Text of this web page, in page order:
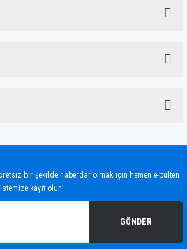
bulunuyor.
bir şekilde haberdar olmak için hemen e-bülten
listemize kayıt olun!
GÖNDER